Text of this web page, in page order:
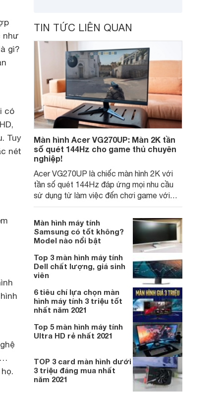
như
gì?
có
Tuy
nét
TIN TỨC LIÊN QUAN
Màn hình Acer VG270UP: Màn 2K tần
số quét 144Hz cho game thủ chuyên
nghiệp!
Acer VG270UP là chiếc màn hình 2K với
tần số quét 144Hz đáp ứng mọi nhu cầu
sử dụng từ làm việc đến chơi game với
mức giá vô cùng hợp lý và dễ chịu. Chúng
ta hãy cùng tìm hiểu kỹ hơn về ưu điểm nổi
bật của chiếc màn hình này để thấy được
sự tuyệt vời mà nó mang lại ngay thôi nào!
Màn hình máy tính
Samsung có tốt không?
Model nào nổi bật
Top 3 màn hình máy tính
Dell chất lượng, giá sinh
viên
6 tiêu chí lựa chọn màn
hình máy tính 3 triệu tốt
nhất năm 2021
Top 5 màn hình máy tính
Ultra HD rẻ nhất 2021
TOP 3 card màn hình dưới
3 triệu đáng mua nhất
năm 2021